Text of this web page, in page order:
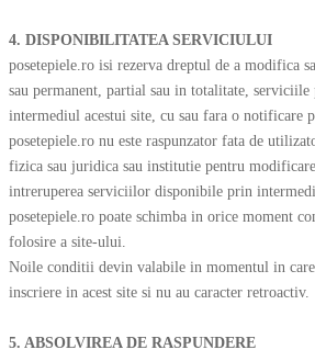
4. DISPONIBILITATEA SERVICIULUI
posetepiele.ro isi rezerva dreptul de a modifica
sau permanent, partial sau in totalitate,
intermediul acestui site, cu sau fara o notificare
posetepiele.ro nu este raspunzator fata de
fizica sau juridica sau institutie pentru
intreruperea serviciilor disponibile prin
posetepiele.ro poate schimba in orice moment
folosire a site-ului.
Noile conditii devin valabile in momentul in
inscriere in acest site si nu au caracter retroactiv.
5. ABSOLVIREA DE RASPUNDERE